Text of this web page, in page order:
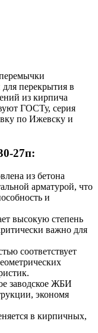
перекрытия в
из кирпича
ГОСТу, серия
по Ижевску и
27п:
из бетона
арматурой, что
и
высокую степень
важно для
соответствует
заводское ЖБИ
экономя
в кирпичных,